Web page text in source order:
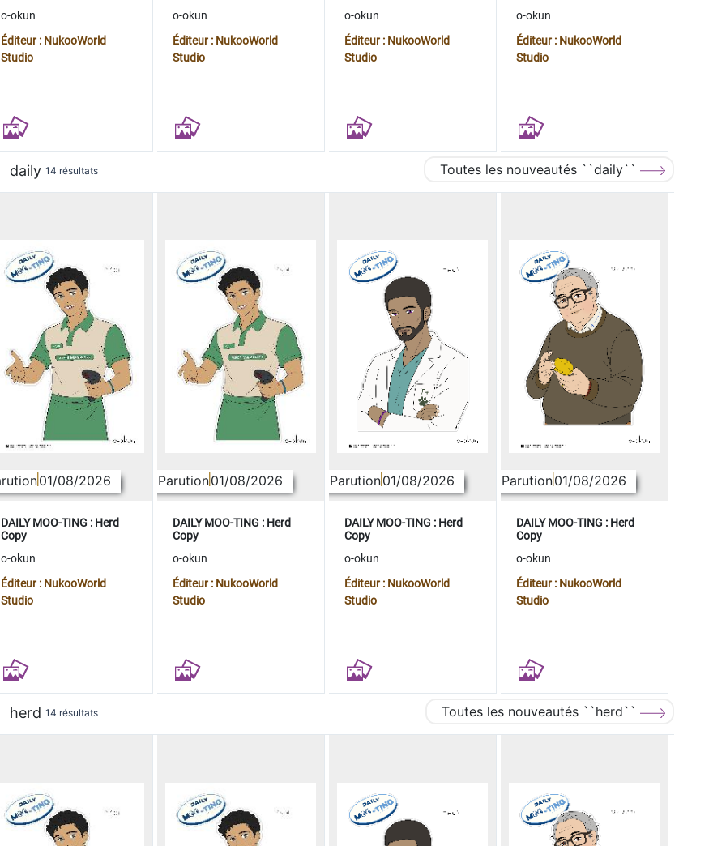
o-okun
Éditeur : NukooWorld
Studio
o-okun
Éditeur : NukooWorld
Studio
o-okun
Éditeur : NukooWorld
Studio
o-okun
Éditeur : NukooWorld
Studio
daily 14 résultats Toutes les nouveautés ``daily``
01/08/2026
DAILY MOO-TING : Herd
Copy
o-okun
Éditeur : NukooWorld
Studio
Parution01/08/2026
DAILY MOO-TING : Herd
Copy
o-okun
Éditeur : NukooWorld
Studio
Parution01/08/2026
DAILY MOO-TING : Herd
Copy
o-okun
Éditeur : NukooWorld
Studio
Parution01/08/2026
DAILY MOO-TING : Herd
Copy
o-okun
Éditeur : NukooWorld
Studio
herd 14 résultats Toutes les nouveautés ``herd``